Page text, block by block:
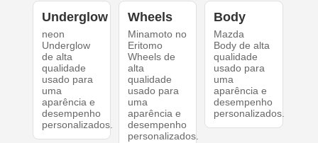
Underglow
neon
Underglow
de alta
qualidade
usado para
uma
aparência e
desempenho
personalizados.
Wheels
Minamoto no
Eritomo
Wheels de
alta
qualidade
usado para
uma
aparência e
desempenho
personalizados.
Body
Mazda
Body de alta
qualidade
usado para
uma
aparência e
desempenho
personalizados.